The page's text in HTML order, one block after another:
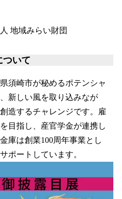
地域みらい財団
ついて
須崎市が秘めるポテンシャ
新しい風を取り込みなが
造するチャレンジです。雇
目指し、産官学金が連携し
庫は創業100周年事業とし
ポートしています。